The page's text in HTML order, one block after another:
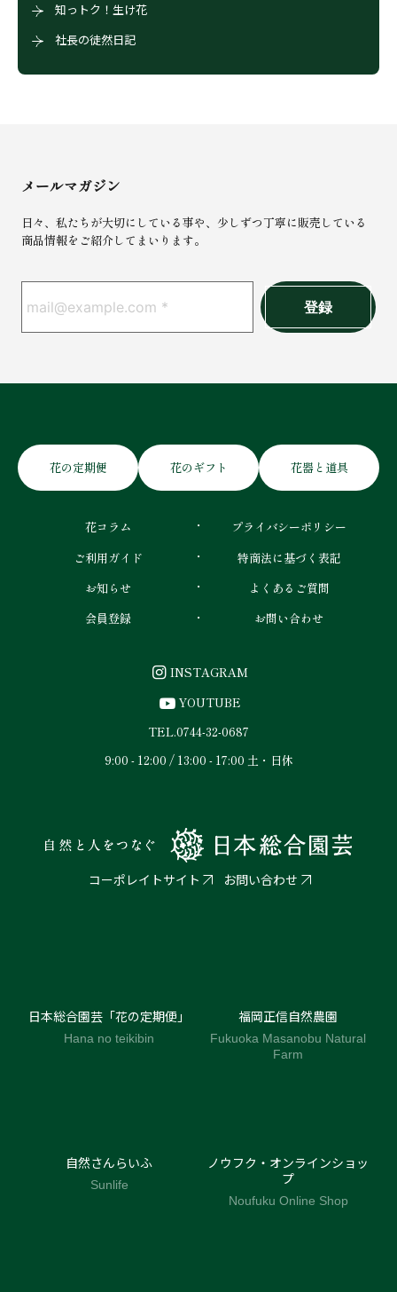
知っトク！生け花
社長の徒然日記
メールマガジン
日々、私たちが大切にしている事や、少しずつ丁寧に販売している
商品情報をご紹介してまいります。
花の定期便 花のギフト 花器と道具
花コラム
ご利用ガイド
お知らせ
会員登録
プライバシーポリシー
特商法に基づく表記
よくあるご質問
お問い合わせ
INSTAGRAM
YOUTUBE
TEL.0744-32-0687
9:00 - 12:00 / 13:00 - 17:00 土・日休
コーポレイトサイト お問い合わせ
日本総合園芸「花の定期便」
Hana no teikibin
福岡正信自然農園
Fukuoka Masanobu Natural
Farm
自然さんらいふ
Sunlife
ノウフク・オンラインショッ
プ
Noufuku Online Shop